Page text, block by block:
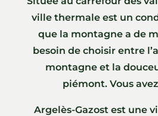
ville thermale est un
que la montagne a de
besoin de choisir entre
montagne et la
piémont. Vous
Argelès-Gazost est une